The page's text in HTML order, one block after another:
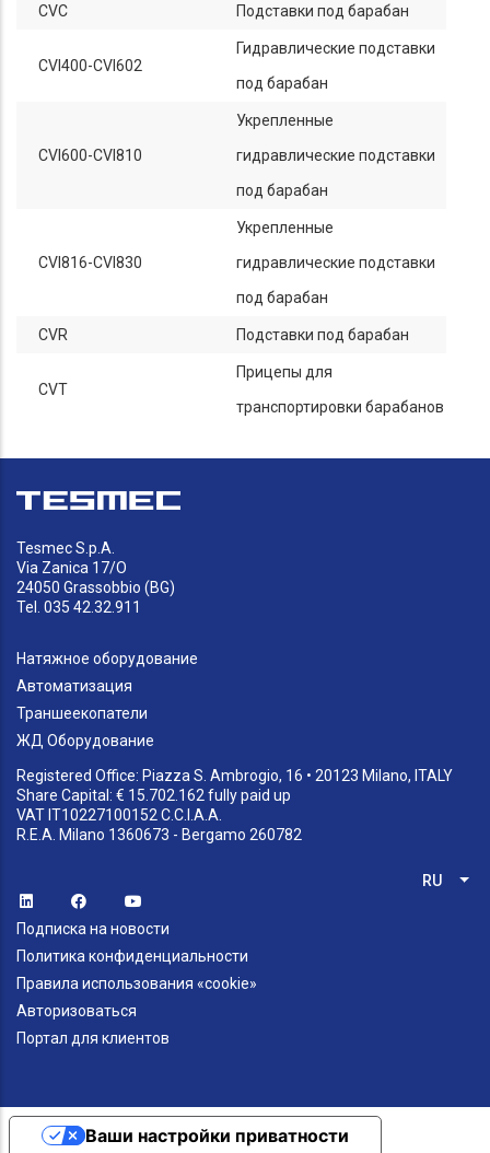
CVC Подставки под барабан
CVI400-CVI602
Гидравлические подставки
под барабан
CVI600-CVI810
Укрепленные
гидравлические подставки
под барабан
CVI816-CVI830
Укрепленные
гидравлические подставки
под барабан
CVR Подставки под барабан
CVT
Прицепы для
транспортировки барабанов
Tesmec S.p.A.
Via Zanica 17/O
24050 Grassobbio (BG)
Tel. 035 42.32.911
Натяжное оборудование
Автоматизация
Траншеекопатели
ЖД Оборудование
Registered Office: Piazza S. Ambrogio, 16 • 20123 Milano, ITALY
Share Capital: € 15.702.162 fully paid up
VAT IT10227100152 C.C.I.A.A.
R.E.A. Milano 1360673 - Bergamo 260782
RU
Подписка на новости
Политика конфиденциальности
Правила использования «cookie»
Авторизоваться
Портал для клиентов
Ваши настройки приватности